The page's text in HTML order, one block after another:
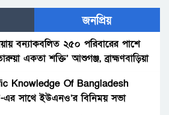
পাম্পে হামলার শিকার সময় টিভির চিত্র
জামায়াত নেতাকর্মীর বিরুদ্ধে মামলা :
১জন।
জনপ্রিয়
বন্যাকবলিত ২৫০ পরিবারের পাশে
একতা শক্তি’ আশুগঞ্জ, ব্রাহ্মণবাড়িয়া
Knowledge Of Bangladesh
এর সাথে ইউএনও’র বিনিময় সভা